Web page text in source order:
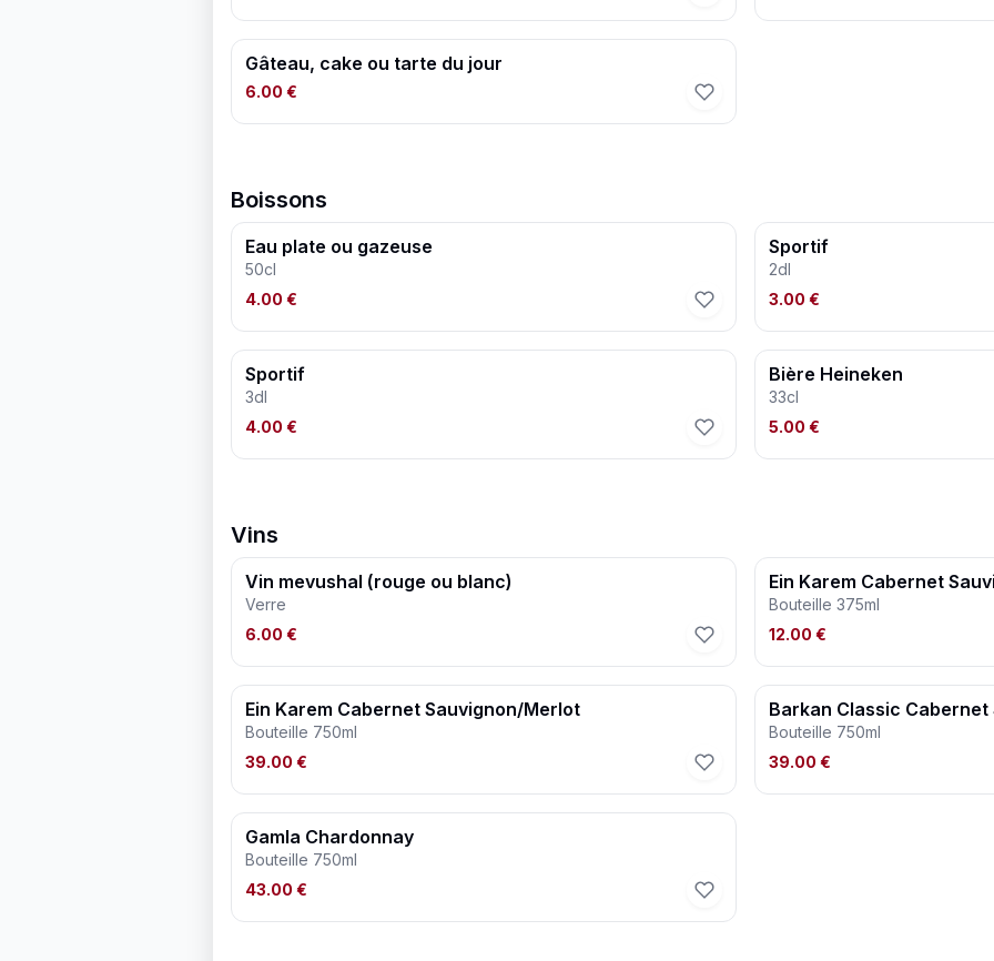
Gâteau, cake ou tarte du jour
6.00 €
Boissons
Eau plate ou gazeuse
50cl
4.00 €
Sportif
2dl
3.00 €
Sportif
3dl
4.00 €
Bière Heineken
33cl
5.00 €
Vins
Vin mevushal (rouge ou blanc)
Verre
6.00 €
Ein Karem Cabernet
Bouteille 375ml
12.00 €
Ein Karem Cabernet Sauvignon/Merlot
Bouteille 750ml
39.00 €
Barkan Classic Cabernet
Bouteille 750ml
39.00 €
Gamla Chardonnay
Bouteille 750ml
43.00 €